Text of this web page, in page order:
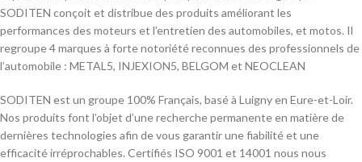
SODITEN conçoit et distribue des produits améliorant les
performances des moteurs et l’entretien des automobiles, et motos. Il
regroupe 4 marques à forte notoriété reconnues des professionnels de
l’automobile : METAL5, INJEXION5, BELGOM et NEOCLEAN
SODITEN est un groupe 100% Français, basé à Luigny en Eure-et-Loir.
Nos produits font l’objet d’une recherche permanente en matière de
dernières technologies afin de vous garantir une fiabilité et une
efficacité irréprochables. Certifiés ISO 9001 et 14001 nous nous